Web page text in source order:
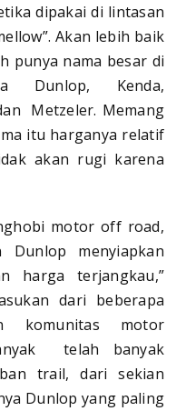
dipakai di lintasan
Akan lebih baik
punya nama besar di
Dunlop, Kenda,
Metzeler. Memang
itu harganya relatif
akan rugi karena
motor off road,
menyiapkan
harga terjangkau,”
dari beberapa
komunitas motor
telah banyak
trail, dari sekian
Dunlop yang paling